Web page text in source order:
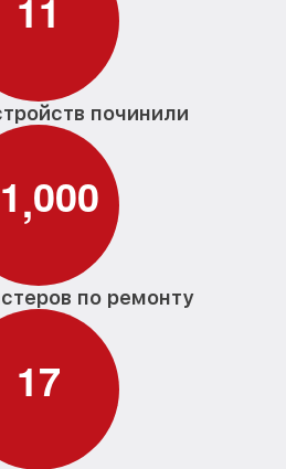
починили
1,000
по ремонту
17